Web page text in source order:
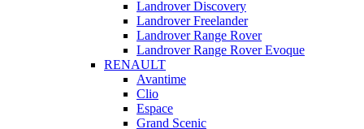
Landrover Discovery
Landrover Freelander
Landrover Range Rover
Landrover Range Rover Evoque
RENAULT
Avantime
Clio
Espace
Grand Scenic